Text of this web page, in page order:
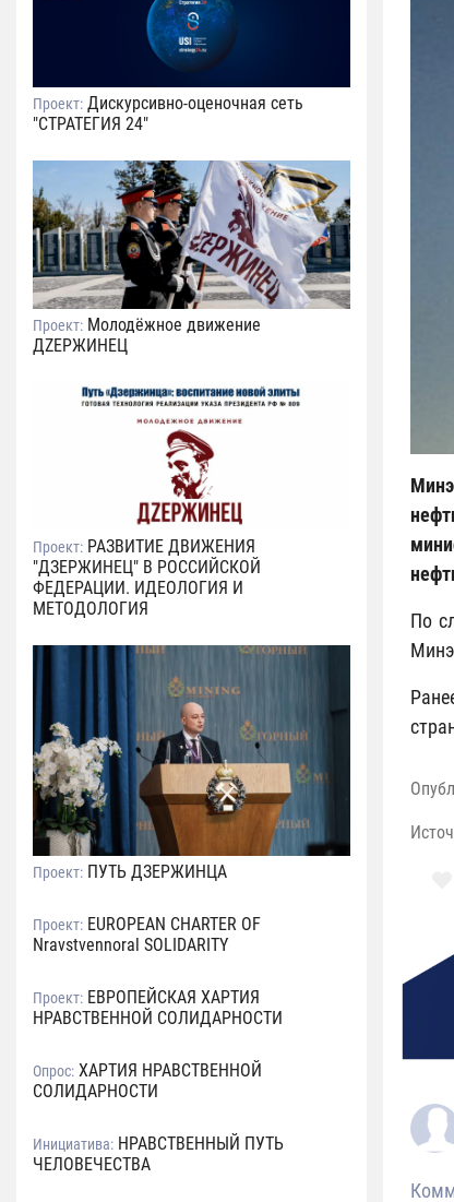
Проект: Дискурсивно-оценочная сеть
"СТРАТЕГИЯ 24"
Проект: Молодёжное движение
ДZЕРЖИНЕЦ
Проект: РАЗВИТИЕ ДВИЖЕНИЯ
"ДЗЕРЖИНЕЦ" В РОССИЙСКОЙ
ФЕДЕРАЦИИ. ИДЕОЛОГИЯ И
МЕТОДОЛОГИЯ
Проект: ПУТЬ ДЗЕРЖИНЦА
Проект: EUROPEAN CHARTER OF
Nravstvennoral SOLIDARITY
Проект: ЕВРОПЕЙСКАЯ ХАРТИЯ
НРАВСТВЕННОЙ СОЛИДАРНОСТИ
Опрос: ХАРТИЯ НРАВСТВЕННОЙ
СОЛИДАРНОСТИ
Инициатива: НРАВСТВЕННЫЙ ПУТЬ
ЧЕЛОВЕЧЕСТВА
По